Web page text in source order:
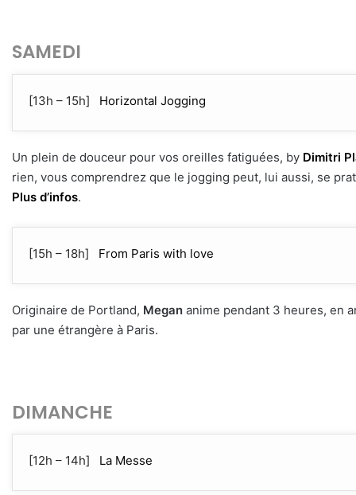
SAMEDI
[13h – 15h] Horizontal Jogging
Un plein de douceur pour vos oreilles fatiguées, by Dimitri
rien, vous comprendrez que le jogging peut, lui aussi, se
Plus d’infos.
[15h – 18h] From Paris with love
Originaire de Portland, Megan anime pendant 3 heures, en
par une étrangère à Paris.
DIMANCHE
[12h – 14h] La Messe